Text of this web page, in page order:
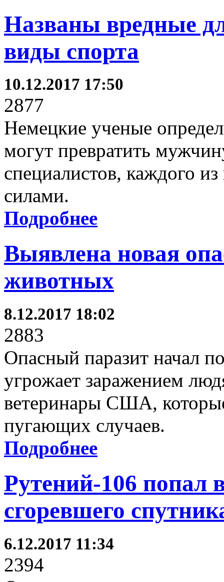
Названы вредные
виды спорта
10.12.2017 17:50
2877
Немецкие ученые
могут превратить
специалистов, каждого
силами.
Подробнее
Выявлена новая
животных
8.12.2017 18:02
2883
Опасный паразит начал
угрожает заражением
ветеринары США,
пугающих случаев.
Подробнее
Рутений-106 попал
сгоревшего
6.12.2017 11:34
2394